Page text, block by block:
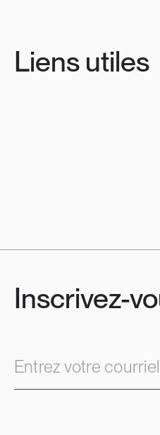
Liens utiles
Inscrivez-
Entrez votre courriel